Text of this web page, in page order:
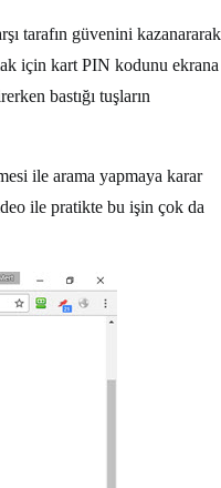
tarafın güvenini kazanararak
için kart PIN kodunu ekrana
bastığı tuşların
ile arama yapmaya karar
ile pratikte bu işin çok da